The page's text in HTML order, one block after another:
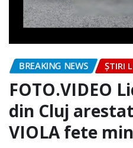
BREAKING NEWS ȘTIRI
FOTO.VIDEO
din Cluj
VIOLA fete